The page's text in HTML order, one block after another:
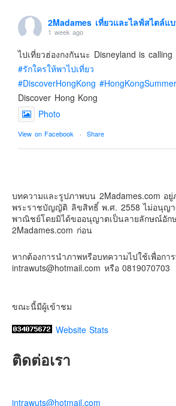
ร้านอร่อย
Beauty Review
รีวิวสายการบิน
Products & Applications
Events & PR News
About Us
Contact & Support Us
2Madames เที่ยวและไลฟ์สไตล์แ
1 week ago
ไปเที่ยวฮ่องกงกันนะ Disneyland is calling
#รักใครให้พาไปเที่ยว
#DiscoverHongKong
Discover Hong Kong
Photo
View on Facebook · Share
เตรียมไว้หนวด ถอยปืนลูกซอง
#น้องเกรซ #ลูกสาวเราเป็นสาวแล้ว
Photo
บทความและรูปภาพบน 2Madames.com อยู่
พระราชบัญญัติ ลิขสิทธิ์ พ.ศ. 2558 ไม่อนุญา
พาณิชย์โดยมิได้ขออนุญาตเป็นลายลักษณ์อัก
2Madames.com ก่อน
หากต้องการนำภาพหรือบทความไปใช้เพื่อก
intrawuts@hotmail.com หรือ 0819070703
ขณะนี้มีผู้เข้าชม
Website Stats
ติดต่อเรา
intrawuts@hotmail.com